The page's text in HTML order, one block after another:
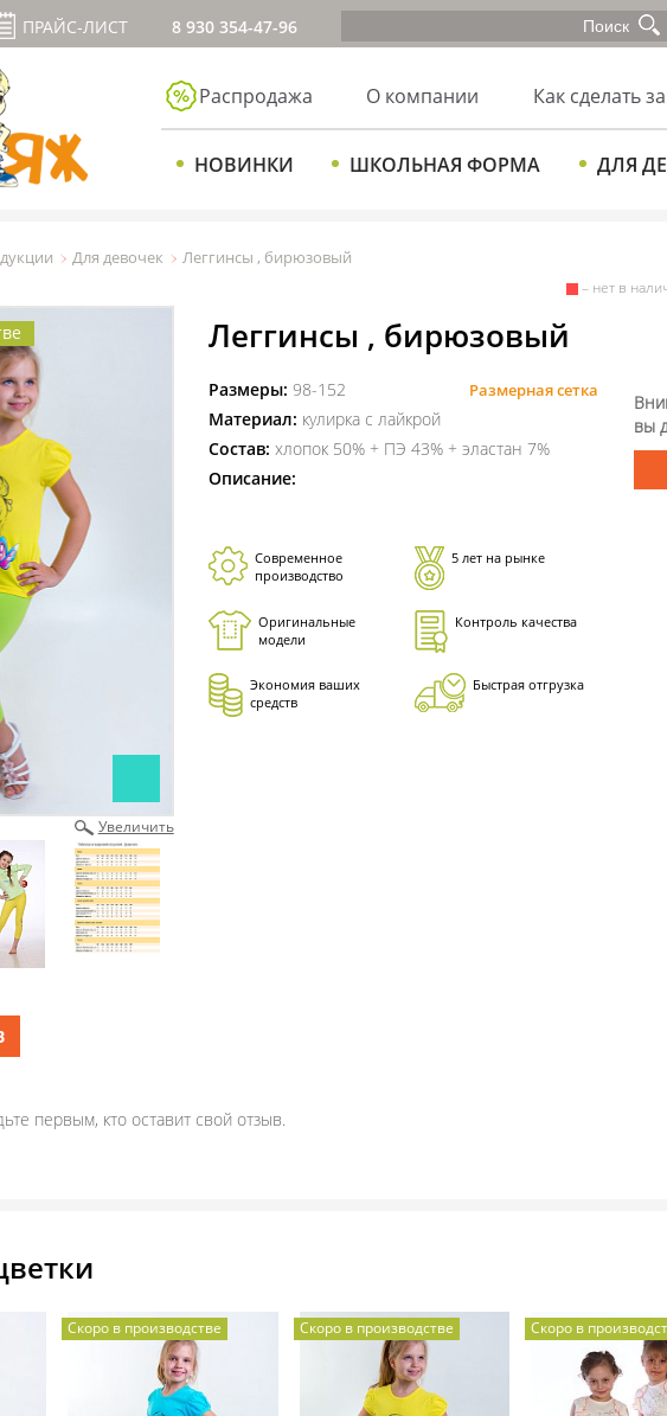
ПРАЙС-ЛИСТ 8 930 354-47-96
Распродажа О компании Как сделать
НОВИНКИ ШКОЛЬНАЯ ФОРМА ДЛЯ
Для девочек Леггинсы , бирюзовый
– нет в
Увеличить
Леггинсы , бирюзовый
Размеры: 98-152 Размерная сетка
Материал: кулирка с лайкрой
Состав: хлопок 50% + ПЭ 43% + эластан 7%
Описание:
Современное
производство
5 лет на рынке
Оригинальные
модели
Контроль качества
Экономия ваших
средств
Быстрая отгрузка
вы
первым, кто оставит свой отзыв.
Скоро в производстве Скоро в производстве Скоро в